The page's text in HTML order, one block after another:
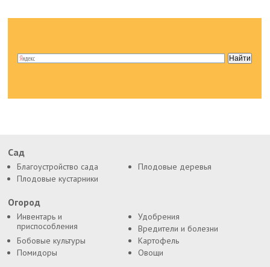
Сад
Благоустройство сада
Плодовые деревья
Плодовые кустарники
Огород
Инвентарь и
приспособления
Удобрения
Вредители и болезни
Бобовые культуры
Картофель
Помидоры
Овощи